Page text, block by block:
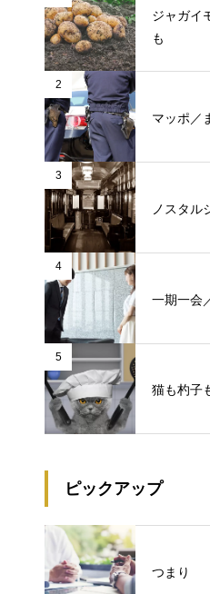
ジャガイ
も
2
マッポ／
3
ノスタル
4
一期一会
5
猫も杓子
ピックアップ
つまり